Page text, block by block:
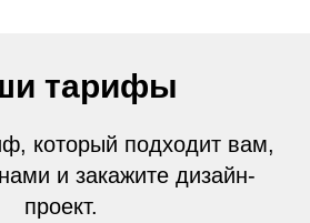
тарифы
который подходит вам,
и закажите дизайн-
проект.